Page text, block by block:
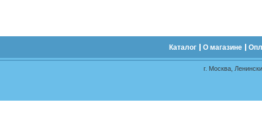
Каталог О магазине
г. Москва,